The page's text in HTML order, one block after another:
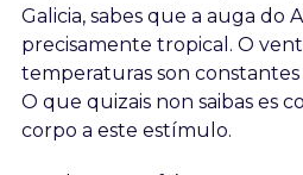
Galicia, sabes que a auga do
precisamente tropical. O
temperaturas son
O que quizais non saibas es
corpo a este estímulo.